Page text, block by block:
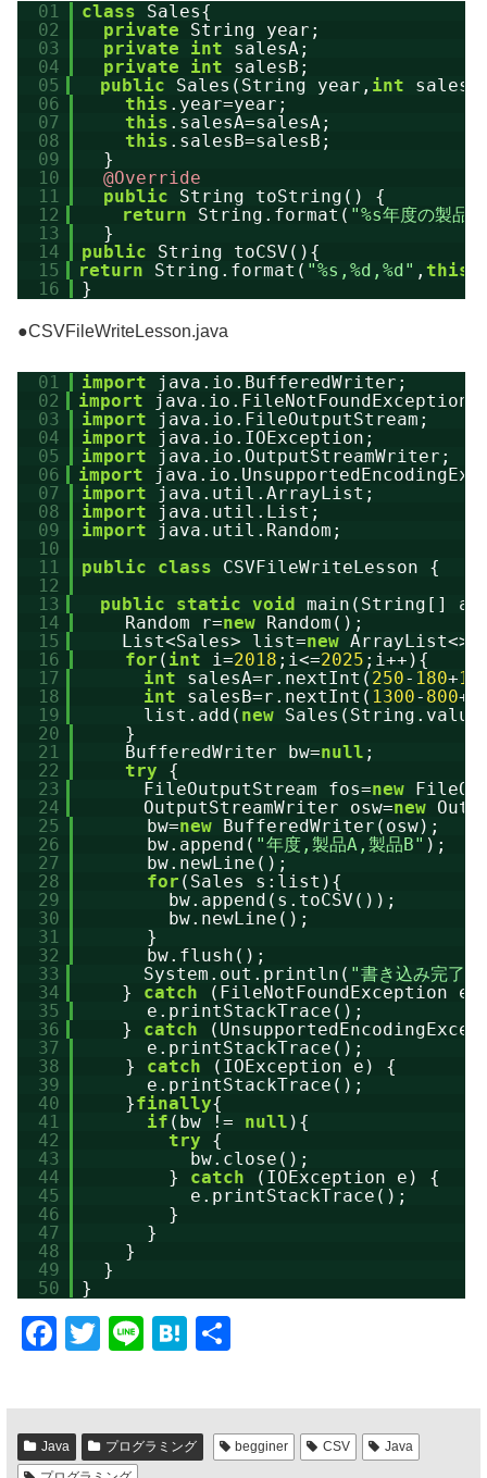
01 class
Sales{
02
private
String year;
03
private int
salesA;
04
private int
salesB;
05
public Sales(String year, int
06
this .year=year;
07
this .salesA=salesA;
08
this .salesB=salesB;
09
}
10
@Override
11
public
String toString() {
12
return String.format( "%s年度の製品A
13
}
14
public
String toCSV(){
15
return String.format( "%s,%d,%d" , this
16
}
●CSVFileWriteLesson.java
01 import
java.io.BufferedWriter;
02
import
java.io.FileNotFoundException;
03
import
java.io.FileOutputStream;
04
import
java.io.IOException;
05
import
java.io.OutputStreamWriter;
06
import
07
import
java.util.ArrayList;
08
import
java.util.List;
09
import
java.util.Random;
10
11
public class
CSVFileWriteLesson {
12
13
public static void main(String[]
14
Random r=new Random();
15
List<Sales> list=new
16
for ( int i=2018 ;i<=2025 ;i++){
17
int salesA=r.nextInt( 250- 180+1
18
int salesB=r.nextInt( 1300- 800+
19
list.add( new
20
}
21
BufferedWriter bw=null ;
22
try
{
23
FileOutputStream fos=new
24
OutputStreamWriter osw=new
25
bw=new BufferedWriter(osw);
26
bw.append( "年度,製品A,製品B" );
27
bw.newLine();
28
for (Sales s:list){
29
bw.append(s.toCSV());
30
bw.newLine();
31
}
32
bw.flush();
33
System.out.println( "書き込み完了"
34
} catch
(FileNotFoundException
35
e.printStackTrace();
36
} catch
37
e.printStackTrace();
38
} catch
(IOException e) {
39
e.printStackTrace();
40
}finally{
41
if (bw != null ){
42
try
{
43
bw.close();
44
} catch
(IOException e) {
45
e.printStackTrace();
46
}
47
}
48
}
49
}
50
}
F
c
e
T
tt
er
Li
e
H
e
n
Java プログラミング begginer CSV
Java